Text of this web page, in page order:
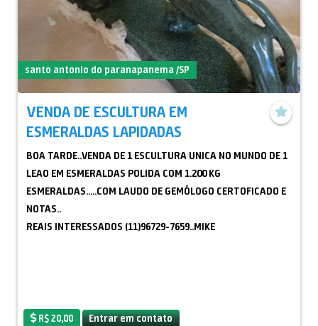
santo antonio do paranapanema /SP
VENDA DE ESCULTURA EM
ESMERALDAS LAPIDADAS
BOA TARDE..VENDA DE 1 ESCULTURA UNICA NO MUNDO DE 1
LEAO EM ESMERALDAS POLIDA COM 1.200 KG
ESMERALDAS.....COM LAUDO DE GEMÓLOGO CERTOFICADO E
NOTAS..
REAIS INTERESSADOS (11)96729-7659..MIKE
R$ 20,00 Entrar em contato